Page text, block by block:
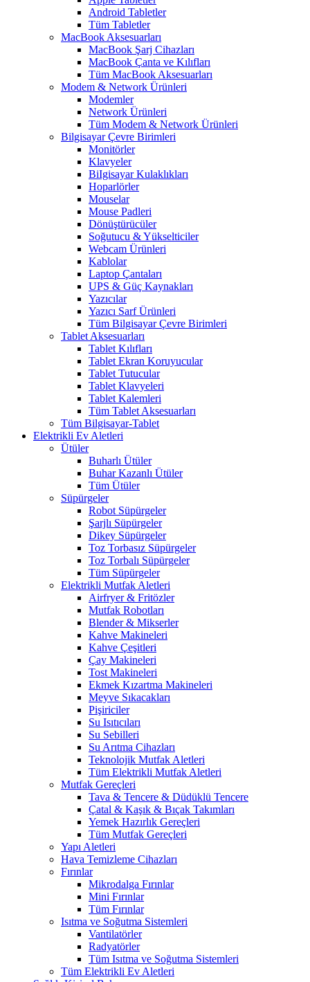
Android Tabletler
Tüm Tabletler
MacBook Aksesuarları
MacBook Şarj Cihazları
MacBook Çanta ve Kılıfları
Tüm MacBook Aksesuarları
Modem & Network Ürünleri
Modemler
Network Ürünleri
Tüm Modem & Network Ürünleri
Bilgisayar Çevre Birimleri
Monitörler
Klavyeler
BiIgisayar Kulaklıkları
Hoparlörler
Mouselar
Mouse Padleri
Dönüştürücüler
Soğutucu & Yükselticiler
Webcam Ürünleri
Kablolar
Laptop Çantaları
UPS & Güç Kaynakları
Yazıcılar
Yazıcı Sarf Ürünleri
Tüm Bilgisayar Çevre Birimleri
Tablet Aksesuarları
Tablet Kılıfları
Tablet Ekran Koruyucular
Tablet Tutucular
Tablet Klavyeleri
Tablet Kalemleri
Tüm Tablet Aksesuarları
Tüm Bilgisayar-Tablet
Elektrikli Ev Aletleri
Ütüler
Buharlı Ütüler
Buhar Kazanlı Ütüler
Tüm Ütüler
Süpürgeler
Robot Süpürgeler
Şarjlı Süpürgeler
Dikey Süpürgeler
Toz Torbasız Süpürgeler
Toz Torbalı Süpürgeler
Tüm Süpürgeler
Elektrikli Mutfak Aletleri
Airfryer & Fritözler
Mutfak Robotları
Blender & Mikserler
Kahve Makineleri
Kahve Çeşitleri
Çay Makineleri
Tost Makineleri
Ekmek Kızartma Makineleri
Meyve Sıkacakları
Pişiriciler
Su Isıtıcıları
Su Sebilleri
Su Arıtma Cihazları
Teknolojik Mutfak Aletleri
Tüm Elektrikli Mutfak Aletleri
Mutfak Gereçleri
Tava & Tencere & Düdüklü Tencere
Çatal & Kaşık & Bıçak Takımları
Yemek Hazırlık Gereçleri
Tüm Mutfak Gereçleri
Yapı Aletleri
Hava Temizleme Cihazları
Fırınlar
Mikrodalga Fırınlar
Mini Fırınlar
Tüm Fırınlar
Isıtma ve Soğutma Sistemleri
Vantilatörler
Radyatörler
Tüm Isıtma ve Soğutma Sistemleri
Tüm Elektrikli Ev Aletleri